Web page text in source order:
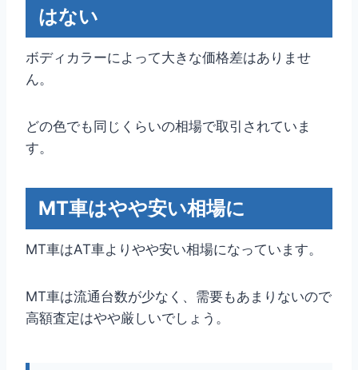
はない
ボディカラーによって大きな価格差はありませ
ん。
どの色でも同じくらいの相場で取引されていま
す。
MT車はやや安い相場に
MT車はAT車よりやや安い相場になっています。
MT車は流通台数が少なく、需要もあまりないので
高額査定はやや厳しいでしょう。